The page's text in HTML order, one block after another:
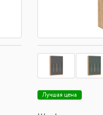
Лучшая цена